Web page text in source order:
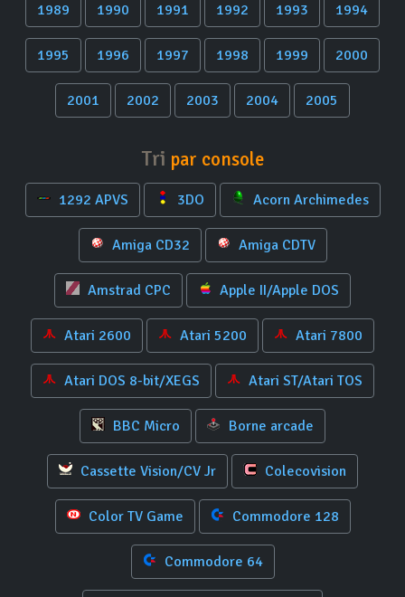
1989 1990 1991 1992 1993 1994
1995 1996 1997 1998 1999 2000
2001 2002 2003 2004 2005
Tri par console
1292 APVS 3DO Acorn Archimedes
Amiga CD32 Amiga CDTV
Amstrad CPC Apple II/Apple DOS
Atari 2600 Atari 5200 Atari 7800
Atari DOS 8-bit/XEGS Atari ST/Atari TOS
BBC Micro Borne arcade
Cassette Vision/CV Jr Colecovision
Color TV Game Commodore 128
Commodore 64